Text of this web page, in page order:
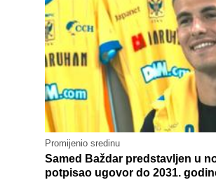
Promijenio sredinu
Samed Baždar predstavljen u
potpisao ugovor do 2031.